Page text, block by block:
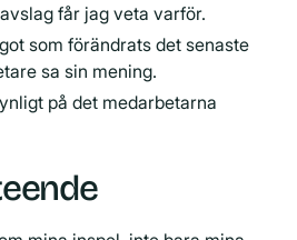
får jag veta varför.
som förändrats det senaste
sa sin mening.
på det medarbetarna